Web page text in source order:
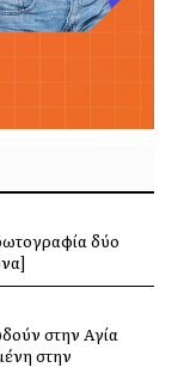
δύο
στην Αγία
στην